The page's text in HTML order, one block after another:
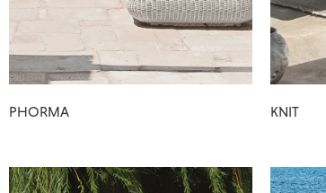
PHORMA KNIT